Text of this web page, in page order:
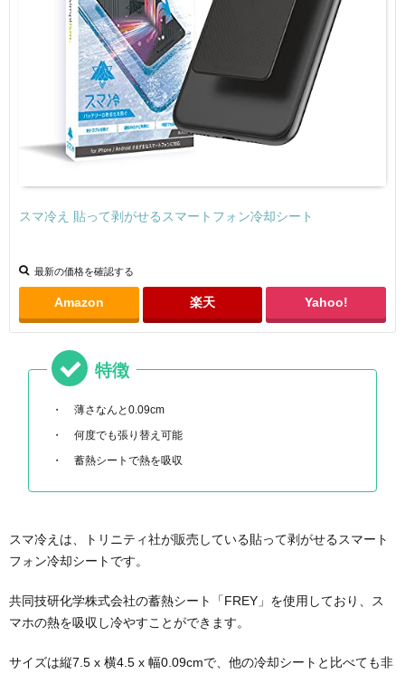
スマ冷え 貼って剥がせるスマートフォン冷却シート
最新の価格を確認する
Amazon 楽天 Yahoo!
特徴
薄さなんと0.09cm
何度でも張り替え可能
蓄熱シートで熱を吸収
スマ冷えは、トリニティ社が販売している貼って剥がせるスマート
フォン冷却シートです。
共同技研化学株式会社の蓄熱シート「FREY」を使用しており、ス
マホの熱を吸収し冷やすことができます。
サイズは縦7.5 x 横4.5 x 幅0.09cmで、他の冷却シートと比べても非